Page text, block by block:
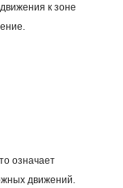
к зоне
означает
движений.